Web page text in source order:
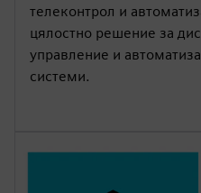
телеконтрол и
цялостно решение за
управление и
системи.